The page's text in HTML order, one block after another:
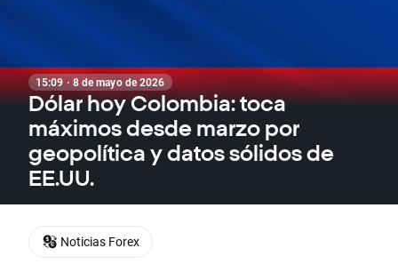
15:09 · 8 de mayo de 2026
Dólar hoy Colombia: toca
máximos desde marzo por
geopolítica y datos sólidos de
EE.UU.
Noticias Forex